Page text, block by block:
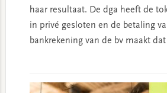
haar resultaat. De dga heeft de
in privé gesloten en de betaling
bankrekening van de bv maakt